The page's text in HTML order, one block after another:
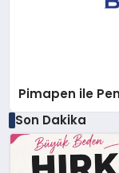
Pimapen ile
Son Dakika